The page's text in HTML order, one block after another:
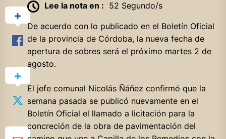
Lee la nota en : 52 Segundo/s
De acuerdo con lo publicado en el Boletín Oficial
de la provincia de Córdoba, la nueva fecha de
apertura de sobres será el próximo martes 2 de
agosto.
El jefe comunal Nicolás Ñáñez confirmó que la
semana pasada se publicó nuevamente en el
Boletín Oficial el llamado a licitación para la
concreción de la obra de pavimentación del